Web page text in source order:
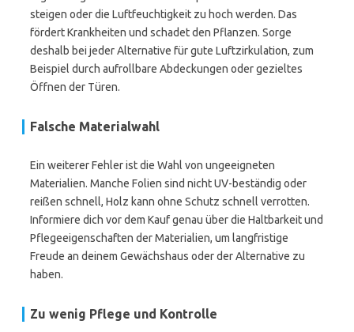
steigen oder die Luftfeuchtigkeit zu hoch werden. Das
fördert Krankheiten und schadet den Pflanzen. Sorge
deshalb bei jeder Alternative für gute Luftzirkulation, zum
Beispiel durch aufrollbare Abdeckungen oder gezieltes
Öffnen der Türen.
Falsche Materialwahl
Ein weiterer Fehler ist die Wahl von ungeeigneten
Materialien. Manche Folien sind nicht UV-beständig oder
reißen schnell, Holz kann ohne Schutz schnell verrotten.
Informiere dich vor dem Kauf genau über die Haltbarkeit und
Pflegeeigenschaften der Materialien, um langfristige
Freude an deinem Gewächshaus oder der Alternative zu
haben.
Zu wenig Pflege und Kontrolle